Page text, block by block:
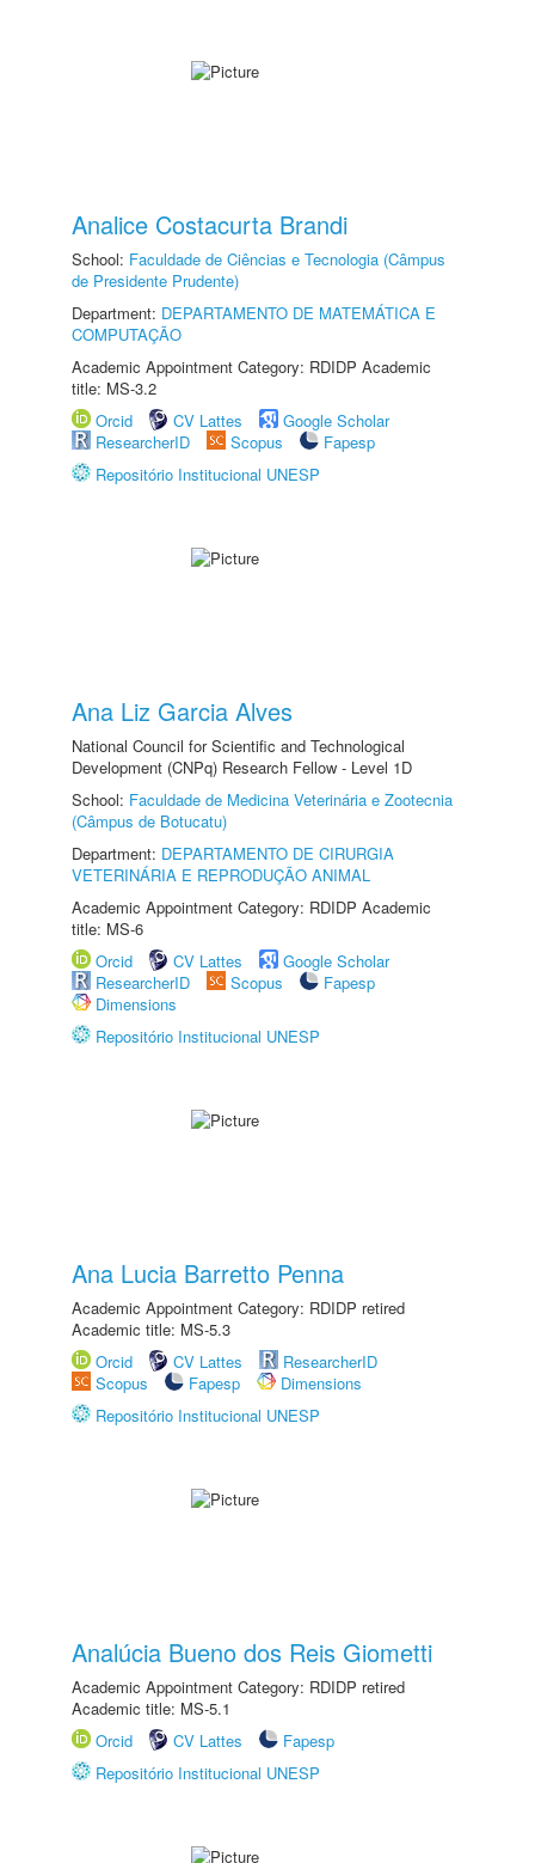
Analice Costacurta Brandi
School: Faculdade de Ciências e Tecnologia (Câmpus
de Presidente Prudente)
Department: DEPARTAMENTO DE MATEMÁTICA E
COMPUTAÇÃO
Academic Appointment Category: RDIDP Academic
title: MS-3.2
Orcid
CV Lattes
Google Scholar
ResearcherID
Scopus
Fapesp
Repositório Institucional UNESP
Ana Liz Garcia Alves
National Council for Scientific and Technological
Development (CNPq) Research Fellow - Level 1D
School: Faculdade de Medicina Veterinária e Zootecnia
(Câmpus de Botucatu)
Department: DEPARTAMENTO DE CIRURGIA
VETERINÁRIA E REPRODUÇÃO ANIMAL
Academic Appointment Category: RDIDP Academic
title: MS-6
Orcid
CV Lattes
Google Scholar
ResearcherID
Scopus
Fapesp
Dimensions
Repositório Institucional UNESP
Ana Lucia Barretto Penna
Academic Appointment Category: RDIDP retired
Academic title: MS-5.3
Orcid
CV Lattes
ResearcherID
Scopus
Fapesp
Dimensions
Repositório Institucional UNESP
Analúcia Bueno dos Reis Giometti
Academic Appointment Category: RDIDP retired
Academic title: MS-5.1
Orcid
CV Lattes
Fapesp
Repositório Institucional UNESP